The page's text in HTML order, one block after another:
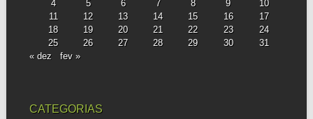
4
5 6 7 8 9
10
11
12 13 14 15 16
17
18
19 20 21 22 23
24
25
26 27 28 29 30
31
« dez
fev »
CATEGORIAS